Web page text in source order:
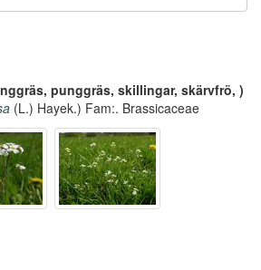
punggräs, skillingar, skärvfrö, )
(L.) Hayek.) Fam:. Brassicaceae